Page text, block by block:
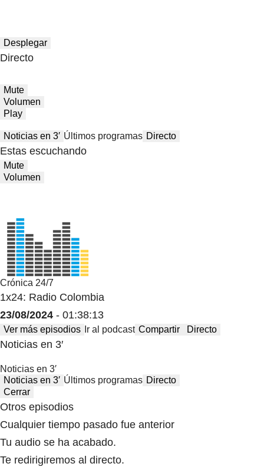
Desplegar
Directo
Mute
Volumen
Play
Noticias en 3′ Últimos programas Directo
Estas escuchando
Mute
Volumen
Crónica 24/7
1x24: Radio Colombia
23/08/2024 - 01:38:13
Ver más episodios Ir al podcast Compartir Directo
Noticias en 3′
Noticias en 3′
Noticias en 3′ Últimos programas Directo
Cerrar
Otros episodios
Cualquier tiempo pasado fue anterior
Tu audio se ha acabado.
Te redirigiremos al directo.